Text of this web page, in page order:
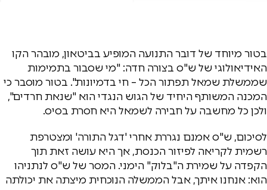
בטור מיוחד של דובר התנועה המופיע בביטאון, מובהר הקו
האידיאולוגי של ש"ס בצורה חדה: "מי שסבור בתמימות
שממשלת שמאל תפתור הכל – חי בדמיונות". בטור מוסבר כי
המכנה המשותף היחיד של הגוש הנגדי הוא "שנאת חרדים",
ולכן כל מחשבה על חבירה לשמאל היא חסרת בסיס.
לסיכום, ש"ס אמנם נגררת אחרי 'דגל התורה' ומצטרפת
רשמית לקריאה לפיזור הכנסת, אך היא עושה זאת תוך
הקפדה על שמירת ה"בלוק" הימני. המסר של ש"ס לנתניהו
הוא: אנחנו איתך, אבל הממשלה הנוכחית מיצתה את יכולתה